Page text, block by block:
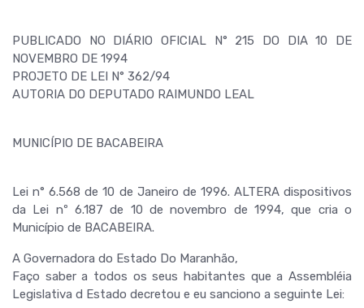
PUBLICADO NO DIÁRIO OFICIAL N° 215 DO DIA 10 DE
NOVEMBRO DE 1994
PROJETO DE LEI N° 362/94
AUTORIA DO DEPUTADO RAIMUNDO LEAL
MUNICÍPIO DE BACABEIRA
Lei n° 6.568 de 10 de Janeiro de 1996. ALTERA dispositivos
da Lei nº 6.187 de 10 de novembro de 1994, que cria o
Município de BACABEIRA.
A Governadora do Estado Do Maranhão,
Faço saber a todos os seus habitantes que a Assembléia
Legislativa d Estado decretou e eu sanciono a seguinte Lei: